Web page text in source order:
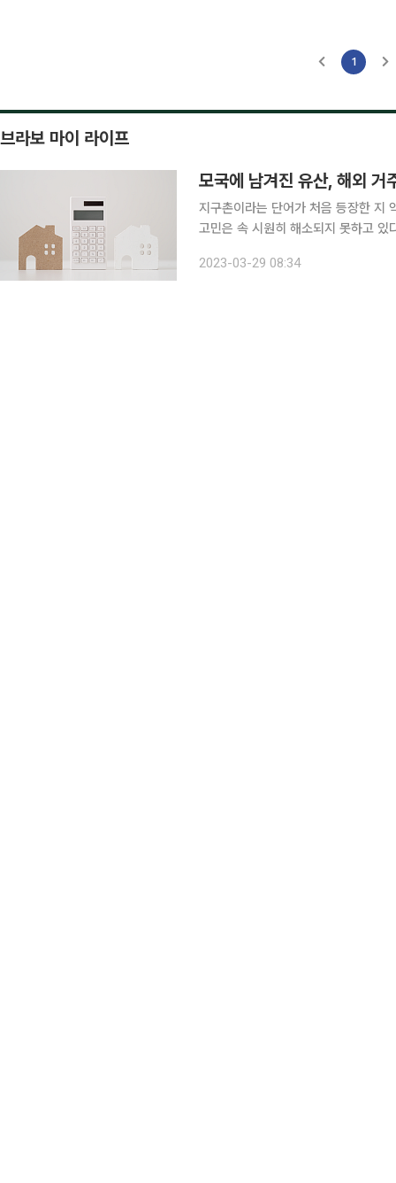
1
브라보 마이 라이프
모국에 남겨진 유산, 해외 거
지구촌이라는 단어가 처음 등장한 지
고민은 속 시원히 해소되지 못하고
의 도움을 받는다면 얼마든지 해결할
2023-03-29 08:34